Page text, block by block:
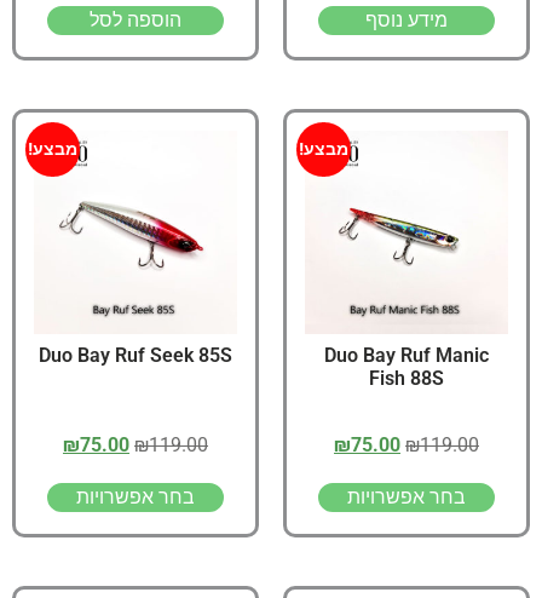
מידע נוסף הוספה לסל
מבצע!
Duo Bay Ruf Manic
Fish 88S
₪119.00
₪75.00
בחר אפשרויות
מבצע!
Duo Bay Ruf Seek 85S
₪119.00
₪75.00
בחר אפשרויות